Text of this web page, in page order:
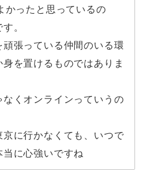
かったと思っているの
。
頑張っている仲間のいる環
を置けるものではありま
なくオンラインっていうの
京に行かなくても、いつで
当に心強いですね